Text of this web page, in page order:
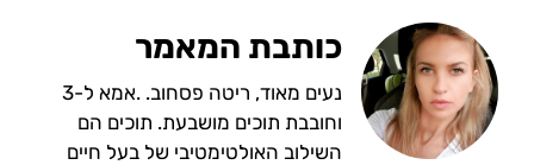
כותבת המאמר
נעים מאוד, ריטה פסחוב. .אמא ל-3
וחובבת תוכים מושבעת. תוכים הם
השילוב האולטימטיבי של בעל חיים